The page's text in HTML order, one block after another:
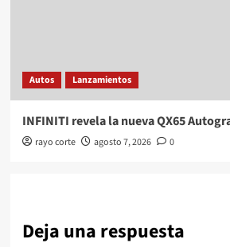
Autos Lanzamientos
INFINITI revela la nueva QX65
rayo corte agosto 7, 2026 0
Deja una respuesta